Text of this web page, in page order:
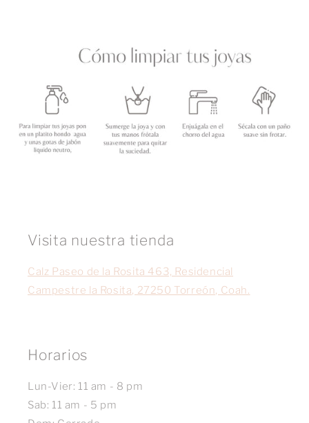
Visita nuestra tienda
Calz Paseo de la Rosita 463, Residencial
Campestre la Rosita, 27250 Torreón, Coah.
Horarios
Lun-Vier: 11 am - 8 pm
Sab: 11 am - 5 pm